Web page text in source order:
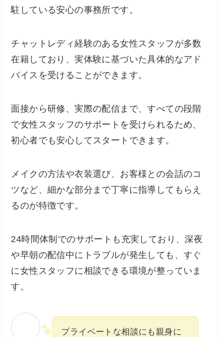
駐している安心の事務所です。
チャットレディ経験のある女性スタッフが多数
在籍しており、実体験に基づいた具体的なアド
バイスを受けることができます。
面接から研修、実際の配信まで、すべての段階
で女性スタッフのサポートを受けられるため、
初心者でも安心してスタートできます。
メイクの方法や衣装選び、お客様との会話のコ
ツなど、細かな部分まで丁寧に指導してもらえ
るのが特徴です。
24時間体制でのサポートも充実しており、深夜
や早朝の配信中にトラブルが発生しても、すぐ
に女性スタッフに相談できる環境が整っていま
す。
プライベートな相談にも親身に